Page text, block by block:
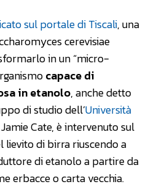
sul portale di Tiscali, una
cerevisiae
in un “micro-
capace di
in etanolo, anche detto
di studio dell’Università
Cate, è intervenuto sul
di birra riuscendo a
di etanolo a partire da
erbacce o carta vecchia.